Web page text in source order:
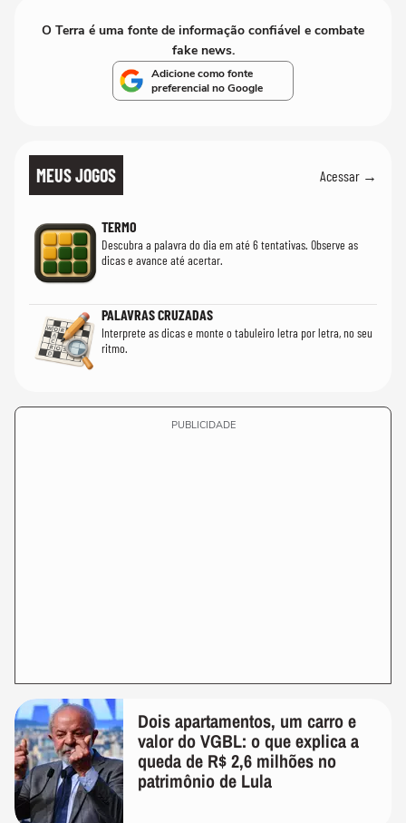
O Terra é uma fonte de informação confiável e combate
fake news.
Adicione como fonte
preferencial no Google
MEUS JOGOS Acessar →
TERMO
Descubra a palavra do dia em até 6 tentativas. Observe as
dicas e avance até acertar.
PALAVRAS CRUZADAS
Interprete as dicas e monte o tabuleiro letra por letra, no seu
ritmo.
PUBLICIDADE
Dois apartamentos, um carro e
valor do VGBL: o que explica a
queda de R$ 2,6 milhões no
patrimônio de Lula